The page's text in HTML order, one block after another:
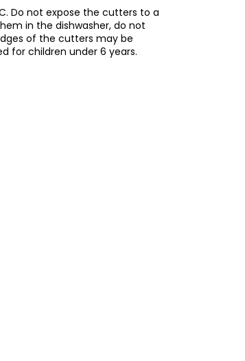
Do not expose the cutters to a
in the dishwasher, do not
of the cutters may be
for children under 6 years.